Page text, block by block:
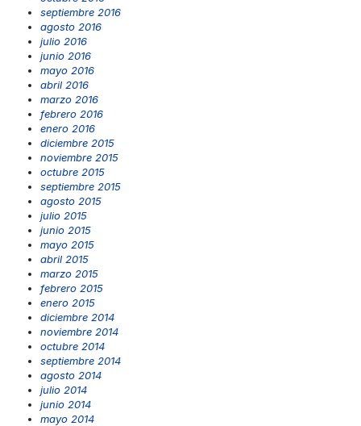
septiembre 2016
agosto 2016
julio 2016
junio 2016
mayo 2016
abril 2016
marzo 2016
febrero 2016
enero 2016
diciembre 2015
noviembre 2015
octubre 2015
septiembre 2015
agosto 2015
julio 2015
junio 2015
mayo 2015
abril 2015
marzo 2015
febrero 2015
enero 2015
diciembre 2014
noviembre 2014
octubre 2014
septiembre 2014
agosto 2014
julio 2014
junio 2014
mayo 2014